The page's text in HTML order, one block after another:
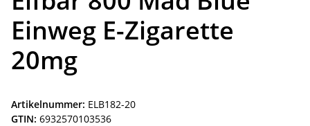
Einweg E-Zigarette
20mg
Artikelnummer: ELB182-20
GTIN: 6932570103536